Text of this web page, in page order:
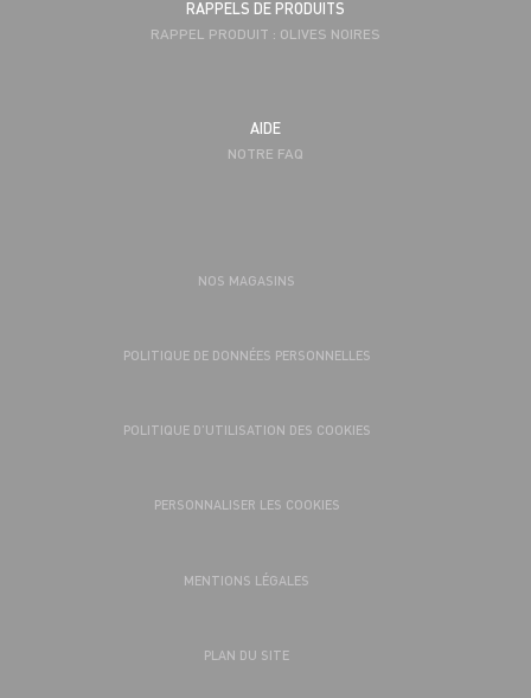
RAPPELS DE PRODUITS
RAPPEL PRODUIT : OLIVES NOIRES
AIDE
NOTRE FAQ
NOS MAGASINS
POLITIQUE DE DONNÉES PERSONNELLES
POLITIQUE D’UTILISATION DES COOKIES
PERSONNALISER LES COOKIES
MENTIONS LÉGALES
PLAN DU SITE